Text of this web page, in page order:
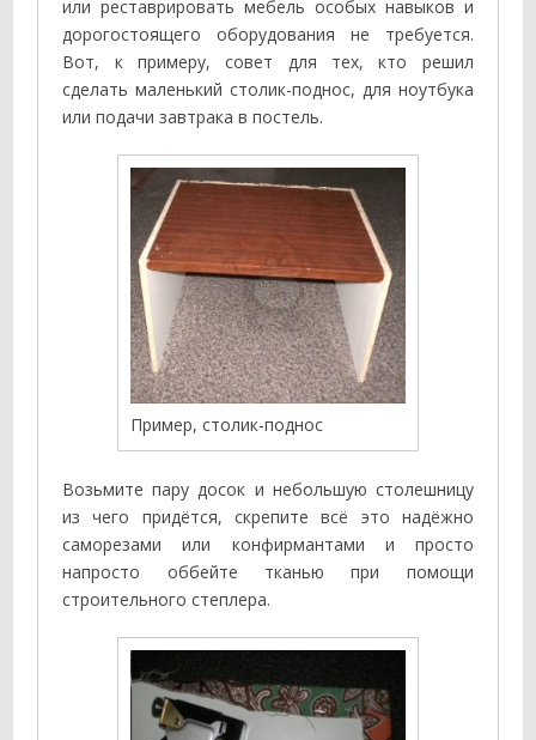
или реставрировать мебель особых навыков и
дорогостоящего оборудования не требуется.
Вот, к примеру, совет для тех, кто решил
сделать маленький столик-поднос, для ноутбука
или подачи завтрака в постель.
Пример, столик-поднос
Возьмите пару досок и небольшую столешницу
из чего придётся, скрепите всё это надёжно
саморезами или конфирмантами и просто
напросто оббейте тканью при помощи
строительного степлера.